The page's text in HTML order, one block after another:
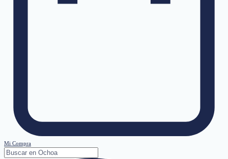
Mi Compra